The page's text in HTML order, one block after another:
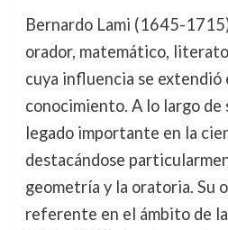
Bernardo Lami (1645-
orador, matemático,
cuya influencia se extendió
conocimiento. A lo largo de
legado importante en la
destacándose
geometría y la oratoria. Su
referente en el ámbito de